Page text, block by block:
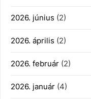
2026. június (2)
2026. április (2)
2026. február (2)
2026. január (4)